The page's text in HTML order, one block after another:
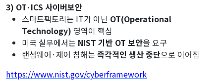
3) OT·ICS 사이버보안
스마트팩토리는 IT가 아닌 OT(Operational
Technology) 영역이 핵심
미국 실무에서는 NIST 기반 OT 보안을 요구
랜섬웨어·제어 침해는 즉각적인 생산 중단으로 이어짐
https://www.nist.gov/cyberframework